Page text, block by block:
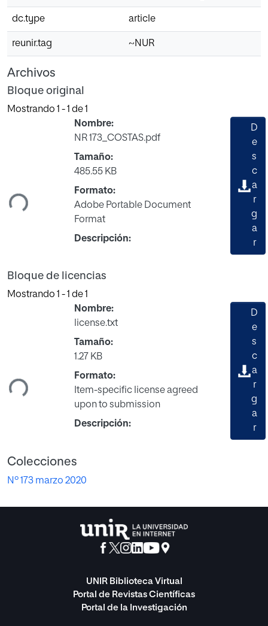
dc.type article
reunir.tag ~NUR
Archivos
Bloque original
Mostrando 1 - 1 de 1
Nombre:
NR 173_COSTAS.pdf
Tamaño:
485.55 KB
Formato:
Adobe Portable Document
Format
Descripción:
D
e
s
c
a
r
g
a
r
Bloque de licencias
Mostrando 1 - 1 de 1
Nombre:
license.txt
Tamaño:
1.27 KB
Formato:
Item-specific license agreed
upon to submission
Descripción:
D
e
s
c
a
r
g
a
r
Colecciones
Nº 173 marzo 2020
UNIR Biblioteca Virtual
Portal de Revistas Científicas
Portal de la Investigación